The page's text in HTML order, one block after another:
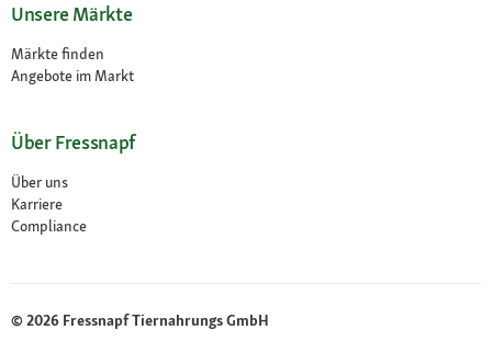
Unsere Märkte
Märkte finden
Angebote im Markt
Über Fressnapf
Über uns
Karriere
Compliance
© 2026 Fressnapf Tiernahrungs GmbH